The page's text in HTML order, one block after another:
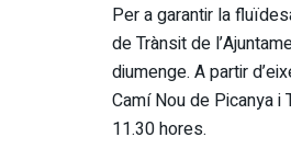
Per a garantir la
de Trànsit de
diumenge. A partir
Camí Nou de Picanya
11.30 hores.